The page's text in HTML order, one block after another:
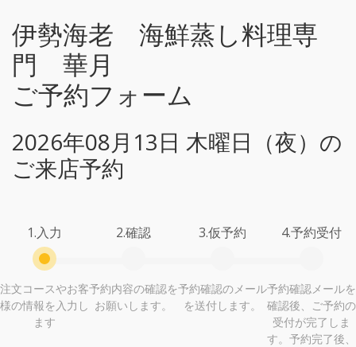
伊勢海老 海鮮蒸し料理専
門 華月
ご予約フォーム
2026年08月13日 木曜日（夜）の
ご来店予約
1.入力
注文コースやお客
様の情報を入力し
ます
2.確認
予約内容の確認を
お願いします。
3.仮予約
予約確認のメール
を送付します。
4.予約受付
予約確認メールを
確認後、ご予約の
受付が完了しま
す。予約完了後、